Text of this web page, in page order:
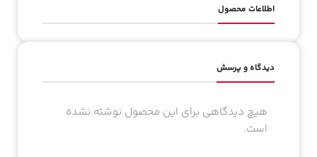
اطلاعات محصول
دیدگاه و پرسش
هیچ دیدگاهی برای این محصول نوشته نشده
است.